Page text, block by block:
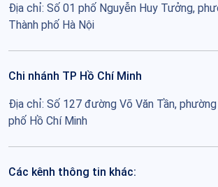
Địa chỉ: Số 01 phố Nguyễn Huy Tưởng,
Thành phố Hà Nội
Chi nhánh TP Hồ Chí Minh
Địa chỉ: Số 127 đường Võ Văn Tần, phường
phố Hồ Chí Minh
Các kênh thông tin khác: